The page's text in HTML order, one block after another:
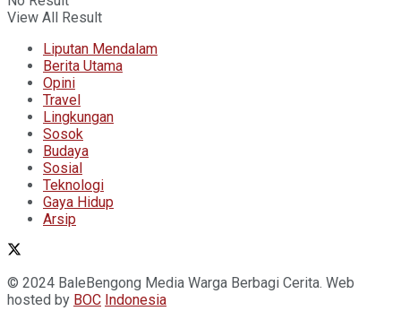
View All Result
Liputan Mendalam
Berita Utama
Opini
Travel
Lingkungan
Sosok
Budaya
Sosial
Teknologi
Gaya Hidup
Arsip
© 2024 BaleBengong Media Warga Berbagi Cerita. Web
hosted by BOC Indonesia